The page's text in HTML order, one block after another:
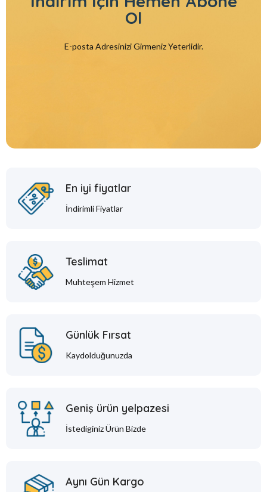
Ol
E-posta Adresinizi Girmeniz Yeterlidir.
En iyi fiyatlar
İndirimli Fiyatlar
Teslimat
Muhteşem Hizmet
Günlük Fırsat
Kaydolduğunuzda
Geniş ürün yelpazesi
İstediginiz Ürün Bizde
Aynı Gün Kargo